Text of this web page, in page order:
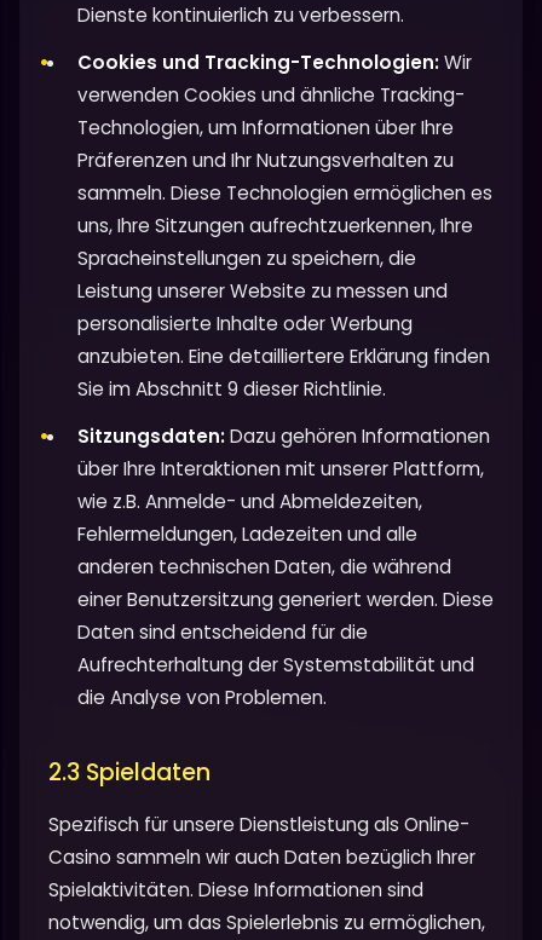
Dienste kontinuierlich zu verbessern.
Cookies und Tracking-Technologien:Wir
verwenden Cookies und ähnliche Tracking-
Technologien, um Informationen über Ihre
Präferenzen und Ihr Nutzungsverhalten zu
sammeln. Diese Technologien ermöglichen es
uns, Ihre Sitzungen aufrechtzuerkennen, Ihre
Spracheinstellungen zu speichern, die
Leistung unserer Website zu messen und
personalisierte Inhalte oder Werbung
anzubieten. Eine detailliertere Erklärung finden
Sie im Abschnitt 9 dieser Richtlinie.
Sitzungsdaten:Dazu gehören Informationen
über Ihre Interaktionen mit unserer Plattform,
wie z.B. Anmelde- und Abmeldezeiten,
Fehlermeldungen, Ladezeiten und alle
anderen technischen Daten, die während
einer Benutzersitzung generiert werden. Diese
Daten sind entscheidend für die
Aufrechterhaltung der Systemstabilität und
die Analyse von Problemen.
2.3 Spieldaten
Spezifisch für unsere Dienstleistung als Online-
Casino sammeln wir auch Daten bezüglich Ihrer
Spielaktivitäten. Diese Informationen sind
notwendig, um das Spielerlebnis zu ermöglichen,